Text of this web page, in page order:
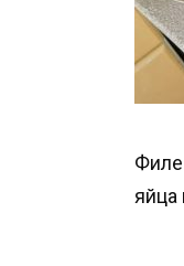
Филе
яйца